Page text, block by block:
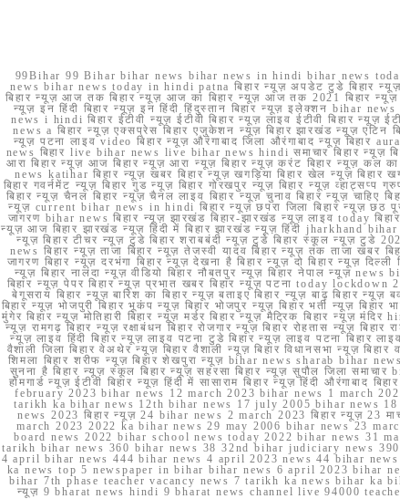
99Bihar 99 Bihar bihar news bihar news in hindi bihar news
news bihar news today in hindi patna बिहार न्यूज़ अपडेट टुडे बिहार
बिहार न्यूज़ आज तक बिहार न्यूज़ आज का बिहार न्यूज़ आज तक 2021 बिहार न्यूज़
न्यूज़ इन हिंदी बिहार न्यूज़ इन हिंदी हिंदुस्तान बिहार न्यूज़ इलेक्शन bihar
news i hindi बिहार ईटीवी न्यूज़ ईटीवी बिहार न्यूज़ लाइव ईटीवी बिहार न्यूज़
news a बिहार न्यूज़ एक्सप्रेस बिहार एजुकेशन न्यूज़ बिहार झारखंड न्यूज़ एटिन
न्यूज़ पटना लाइव video बिहार न्यूज़ औरंगाबाद जिला औरंगाबाद न्यूज़
news बिहार live bihar news live bihar news hindi समाचार बिहार
आरा बिहार न्यूज़ आज बिहार न्यूज़ आरा न्यूज़ बिहार न्यूज़ करंट बिहार न्यूज़ कल का
news katihar बिहार न्यूज़ खबर बिहार न्यूज़ खगड़िया बिहार खेल न्यूज़ बिहार
बिहार गवर्नमेंट न्यूज़ बिहार गुड न्यूज़ बिहार गोरखपुर न्यूज़ बिहार न्यूज़
बिहार न्यूज़ चैनल बिहार न्यूज़ चैनल लाइव बिहार न्यूज़ चुनाव बिहार न्यूज़ चाहिए
न्यूज़ current bihar news in hindi बिहार न्यूज़ छपरा जिला बिहार न्यूज़ छठ
जागरण bihar news बिहार न्यूज़ झारखंड बिहार-झारखंड न्यूज़ लाइव today
न्यूज़ आज बिहार झारखंड न्यूज़ हिंदी में बिहार झारखंड न्यूज़ हिंदी jharkhand bihar
न्यूज़ बिहार टीचर न्यूज़ टुडे बिहार शराबबंदी न्यूज़ टुडे बिहार स्कूल न्यूज़ टुडे
news बिहार न्यूज़ ताजा बिहार न्यूज़ तेजस्वी यादव बिहार न्यूज़ तक ताजा खबर
जागरण बिहार न्यूज़ दरभंगा बिहार न्यूज़ देखना है बिहार न्यूज़ दो बिहार न्यूज़ दिल्ली
न्यूज़ बिहार नालंदा न्यूज़ वीडियो बिहार नौबतपुर न्यूज़ बिहार नेपाल न्यूज़
बिहार न्यूज़ पेपर बिहार न्यूज़ प्रभात खबर बिहार न्यूज़ पटना today
बेगूसराय बिहार न्यूज़ बारिश का बिहार न्यूज़ बताइए बिहार न्यूज़ बाढ़ बिहार
बिहार न्यूज़ भोजपुरी बिहार भूकंप न्यूज़ बिहार भोजपुर न्यूज़ बिहार भर्ती न्यूज़
मुंगेर बिहार न्यूज़ मोतिहारी बिहार न्यूज़ मर्डर बिहार न्यूज़ मैट्रिक बिहार न्यूज़
न्यूज़ रामगढ़ बिहार न्यूज़ रक्षाबंधन बिहार रोजगार न्यूज़ बिहार रोहतास न्यूज़
न्यूज़ लाइव हिंदी बिहार न्यूज़ लाइव पटना टुडे बिहार न्यूज़ लाइव पटना
वैशाली जिला बिहार वेअथेर न्यूज़ बिहार वैशाली न्यूज़ बिहार विधानसभा न्यूज़ बिहार
शिमला बिहार शरीफ न्यूज़ बिहार शेखपुरा न्यूज़ bihar news sharab bihar news
सुनना है बिहार न्यूज़ स्कूल बिहार न्यूज़ सहरसा बिहार न्यूज़ सुपौल जिला समाचार
होमगार्ड न्यूज़ ईटीवी बिहार न्यूज़ हिंदी में सासाराम बिहार न्यूज़ हिंदी
february 2023 bihar news 12 march 2023 bihar news 1 march
tarikh ka bihar news 12th bihar news 17 july 2005 bihar news
news 2023 बिहार न्यूज़ 24 bihar news 2 march 2023 बिहार न्यूज़
march 2023 2022 ka bihar news 29 may 2006 bihar news 23
board news 2022 bihar school news today 2022 bihar news 31
tarikh bihar news 360 bihar news 38 32nd bihar judiciary news
4 april bihar news 444 bihar news 4 april 2023 news 44 bihar
ka news top 5 newspaper in bihar bihar news 6 april 2023 bihar
bihar 7th phase teacher vacancy news 7 tarikh ka news bihar ka
न्यूज़ 9 bharat news hindi 9 bharat news channel live 94000